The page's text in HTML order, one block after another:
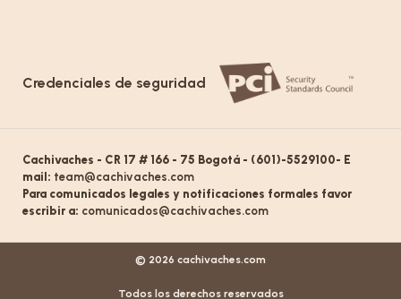
Credenciales de seguridad
Cachivaches - CR 17 # 166 - 75 Bogotá - (601)-5529100- E
mail: team@cachivaches.com
Para comunicados legales y notificaciones formales favor
escribir a: comunicados@cachivaches.com
© 2026 cachivaches.com
Todos los derechos reservados